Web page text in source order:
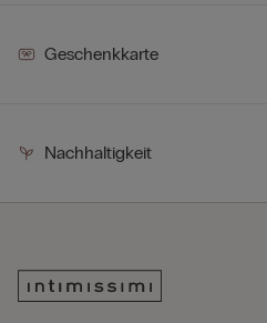
Geschenkkarte
Nachhaltigkeit